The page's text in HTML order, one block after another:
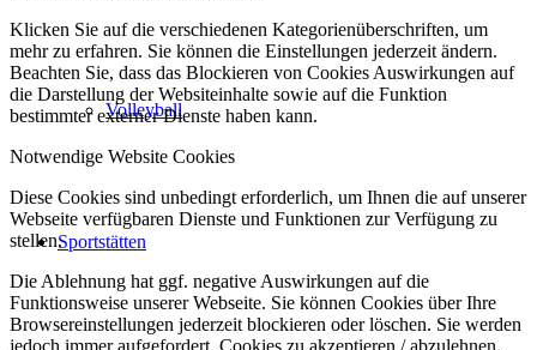
Volleyball
Sportstätten
Klicken Sie auf die verschiedenen Kategorienüberschriften, um
mehr zu erfahren. Sie können die Einstellungen jederzeit ändern.
Beachten Sie, dass das Blockieren von Cookies Auswirkungen auf
die Darstellung der Websiteinhalte sowie auf die Funktion
bestimmter externer Dienste haben kann.
Notwendige Website Cookies
Diese Cookies sind unbedingt erforderlich, um Ihnen die auf unserer
Webseite verfügbaren Dienste und Funktionen zur Verfügung zu
stellen.
Die Ablehnung hat ggf. negative Auswirkungen auf die
Funktionsweise unserer Webseite. Sie können Cookies über Ihre
Browsereinstellungen jederzeit blockieren oder löschen. Sie werden
jedoch immer aufgefordert, Cookies zu akzeptieren / abzulehnen,